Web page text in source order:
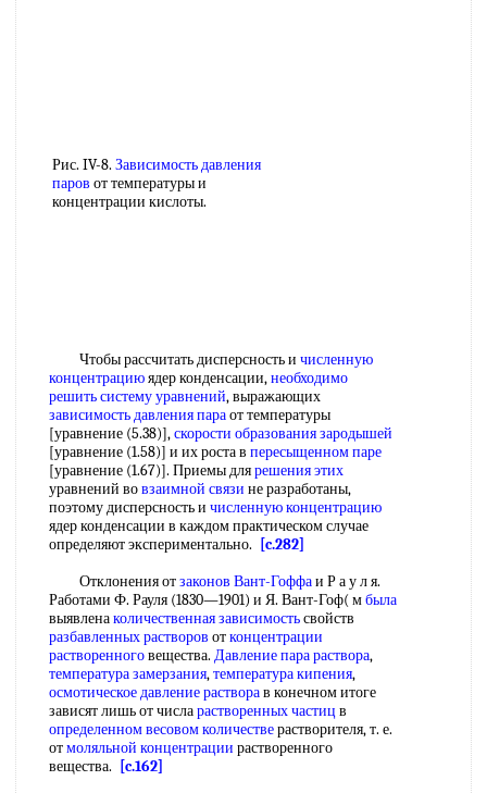
Рис. IV-8. Зависимость давления
паров от температуры и
концентрации кислоты.
Чтобы рассчитать дисперсность и численную
концентрациюядер конденсации,необходимо
решитьсистему уравнений, выражающих
зависимость давления параот температуры
[уравнение (5.38)],скорости образования зародышей
[уравнение (1.58)] и их роста в пересыщенном паре
[уравнение (1.67)]. Приемы длярешения этих
уравнений вовзаимной связи не разработаны,
поэтому дисперсность и численную концентрацию
ядер конденсации в каждом практическом случае
определяют экспериментально.
[c.282]
Отклонения отзаконов Вант-Гоффаи Р а у л я.
Работами Ф. Рауля (1830—1901) и Я. Вант-Гоф( мбыла
выявленаколичественная зависимостьсвойств
разбавленных растворов отконцентрации
растворенноговещества. Давление пара раствора,
температура замерзания,температура кипения,
осмотическое давление растворав конечном итоге
зависят лишь от числарастворенных частиц в
определенном весовом количестверастворителя, т. е.
отмоляльной концентрации растворенного
вещества.
[c.162]